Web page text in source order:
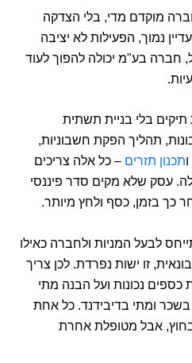
מוקדם מדי, בלי הצדקה
נמוך, הפעילות לא יציבה
חברה בע"מ יכולה להפוך לעוד
בלי בניית תשתית
תהליך הפקת חשבוניות,
תכנון תזרים – כל אלה צריכים
עסק שלא מקים סדר פיננסי
כך בזמן, כסף ולחץ מיותר.
לבעל המניות ולחברה כאילו
זו ישות נפרדת. לכן צריך
כספים נכונות ועל הבנה מתי
ומתי בדיבידנד. כל אחת
אבל מטופלת אחרת